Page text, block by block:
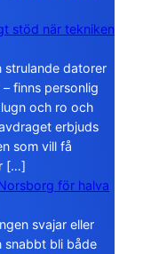
stöd när tekniken
strulande datorer
finns personlig
och ro och
erbjuds
som vill få
[…]
för halva
svajar eller
snabbt bli både